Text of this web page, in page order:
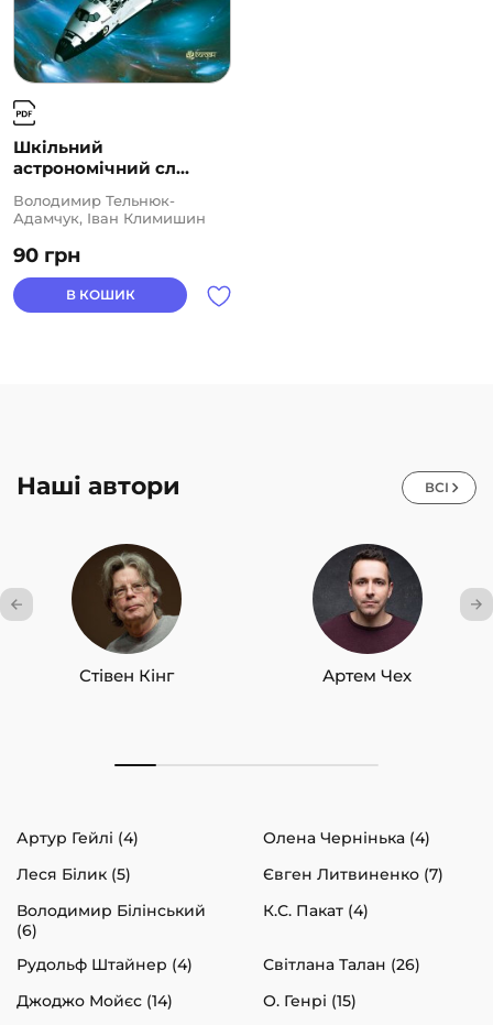
Шкільний
астрономічний сл...
90 грн
Володимир Тельнюк-
Адамчук, Іван Климишин
В КОШИК
Наші автори ВСІ
Стівен Кінг Артем Чех
Артур Гейлі (4)
Олена Чернінька (4)
Леся Білик (5)
Євген Литвиненко (7)
Володимир Білінський
(6)
К.С. Пакат (4)
Рудольф Штайнер (4)
Світлана Талан (26)
Джоджо Мойєс (14)
О. Генрі (15)